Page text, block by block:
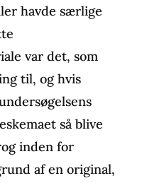
havde særlige
var det, som
til, og hvis
så blive
inden for
af en original,